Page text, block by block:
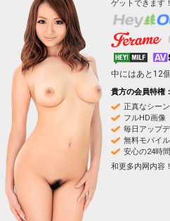
ゲットできます！
中にはあと 12
貴方の会員特権：
正真なシーン
フルHD画像
毎日アップ
無料モバイ
安心の24時
和更多内网内容！